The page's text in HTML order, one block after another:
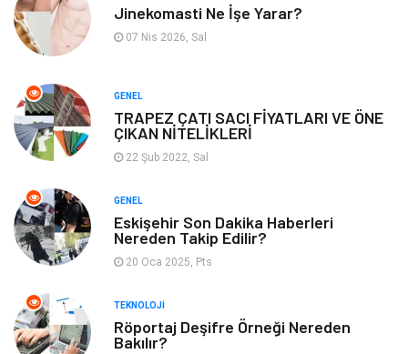
Bebek Giyim Tarih
Jinekomasti Ne İşe Yarar?
07 Nis 2026, Sal
GENEL
TRAPEZ ÇATI SACI FİYATLARI VE ÖNE
ÇIKAN NİTELİKLERİ
22 Şub 2022, Sal
GENEL
Eskişehir Son Dakika Haberleri
Nereden Takip Edilir?
20 Oca 2025, Pts
TEKNOLOJI
Röportaj Deşifre Örneği Nereden
Bakılır?